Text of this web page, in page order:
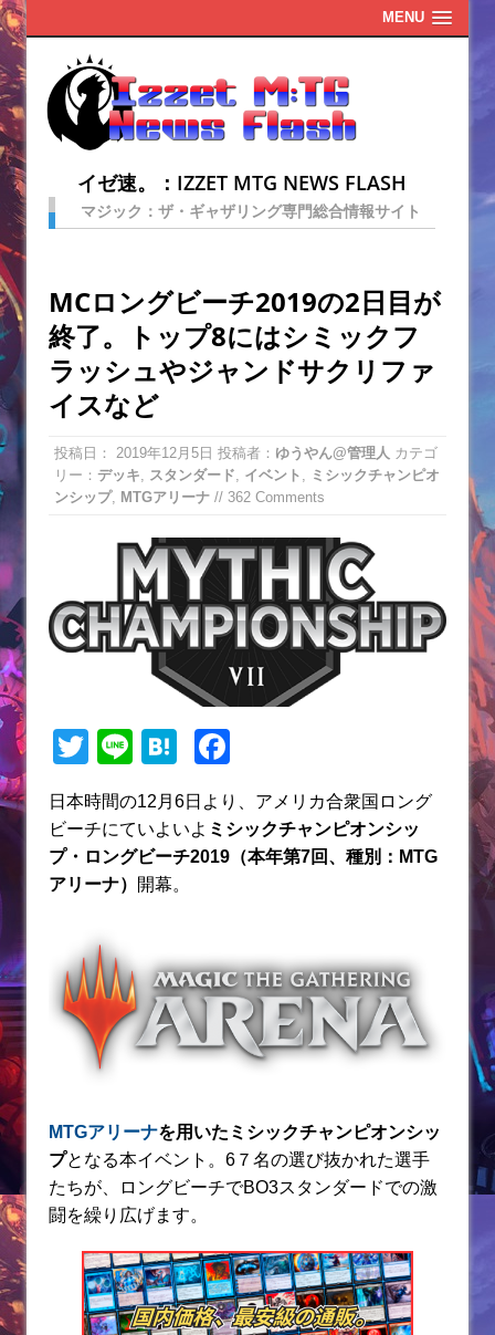
MENU
イゼ速。：IZZET MTG NEWS FLASH
マジック：ザ・ギャザリング専門総合情報サイト
MCロングビーチ2019の2日目が
終了。トップ8にはシミックフ
ラッシュやジャンドサクリファ
イスなど
投稿日： 2019年12月5日 投稿者： ゆうやん@管理人 カテゴ
リー： デッキ スタンダード イベント
ミシックチャンピオ
ンシップ, MTGアリーナ // 362 Comments
T
w
itt
er
Li
e
H
e
n
a
c
e
o
k
日本時間の12月6日より、アメリカ合衆国ロング
ビーチにていよいよ ミシックチャンピオンシッ
プ・ロングビーチ2019（本年第7回、種別：MTG
アリーナ）
開幕。
MTGアリーナを用いたミシックチャンピオンシッ
プとなる本イベント。6７名の選び抜かれた選手
たちが、ロングビーチでBO3スタンダードでの激
闘を繰り広げます。